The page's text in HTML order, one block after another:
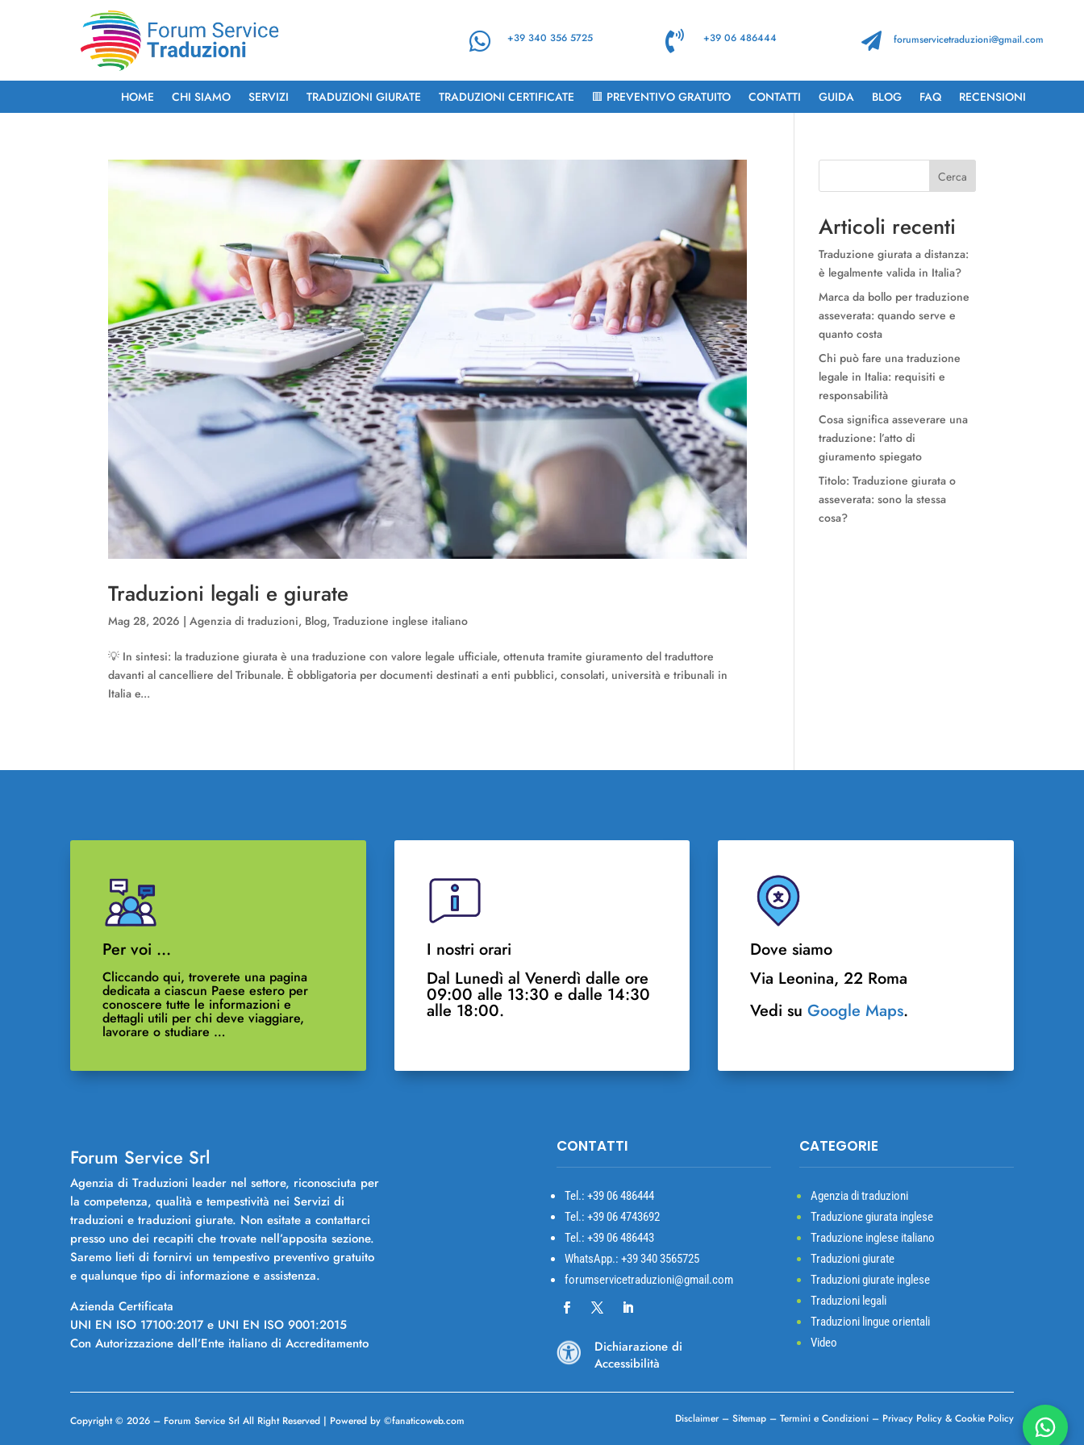
 +39 340 356 5725  +39 06 486444  forumservicetraduzioni@gmail.com
HOME CHI SIAMO SERVIZI TRADUZIONI GIURATE TRADUZIONI CERTIFICATE 🟥 PREVENTIVO GRATUITO CONTATTI GUIDA BLOG FAQ RECENSIONI
Traduzioni legali e giurate
Mag 28, 2026 |Agenzia di traduzioni, Blog,Traduzione inglese italiano
💡 In sintesi: la traduzione giurata è una traduzione con valore legale ufficiale, ottenuta tramite giuramento del traduttore
davanti al cancelliere del Tribunale. È obbligatoria per documenti destinati a enti pubblici, consolati, università e tribunali in
Italia e...
Cerca
Articoli recenti
Traduzione giurata a distanza:
è legalmente valida in Italia?
Marca da bollo per traduzione
asseverata: quando serve e
quanto costa
Chi può fare una traduzione
legale in Italia: requisiti e
responsabilità
Cosa significa asseverare una
traduzione: l’atto di
giuramento spiegato
Titolo: Traduzione giurata o
asseverata: sono la stessa
cosa?
Per voi …
Cliccando qui, troverete una pagina
dedicata a ciascun Paese estero per
conoscere tutte le informazioni e
dettagli utili per chi deve viaggiare,
lavorare o studiare …
I nostri orari
Dal Lunedì al Venerdì dalle ore
09:00 alle 13:30 e dalle 14:30
alle 18:00.
Dove siamo
Via Leonina, 22 Roma
Vedi suGoogle Maps.
Forum Service Srl
Agenzia di Traduzioni leader nel settore, riconosciuta per
la competenza, qualità e tempestività nei Servizi di
traduzioni e traduzioni giurate. Non esitate a contattarci
presso uno dei recapiti che trovate nell’apposita sezione.
Saremo lieti di fornirvi un tempestivo preventivo gratuito
e qualunque tipo di informazione e assistenza.
Azienda Certificata
UNI EN ISO 17100:2017 e UNI EN ISO 9001:2015
Con Autorizzazione dell’Ente italiano di Accreditamento
CONTATTI
Tel.: +3906 486444
Tel.: +39 06 4743692
Tel.: +39 06 486443
WhatsApp.: +39 340 3565725
forumservicetraduzioni@gmail.com

Dichiarazione di
Accessibilità
CATEGORIE
Agenzia di traduzioni
Traduzione giurata inglese
Traduzione inglese italiano
Traduzioni giurate
Traduzioni giurate inglese
Traduzioni legali
Traduzioni lingue orientali
Video
Copyright © 2026 – Forum Service Srl All Right Reserved | Powered by ©fanaticoweb.com Disclaimer– Sitemap– Termini e Condizioni– Privacy Policy& Cookie Policy
Chatta